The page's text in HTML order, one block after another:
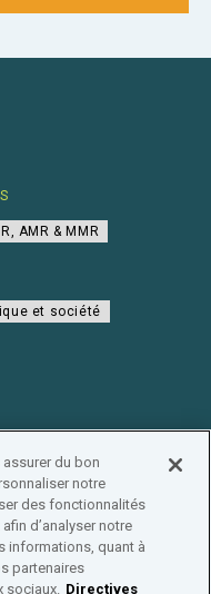
AMR & MMR
et société
du bon
notre
des fonctionnalités
d’analyser notre
informations, quant à
partenaires
sociaux. Directives